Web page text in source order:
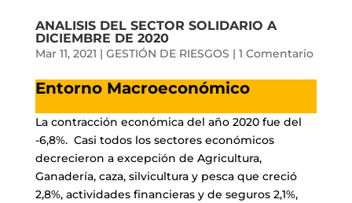
ANALISIS DEL SECTOR SOLIDARIO A
DICIEMBRE DE 2020
Mar 11, 2021 | GESTIÓN DE RIESGOS | 1 Comentario
Entorno Macroeconómico
La contracción económica del año 2020 fue del
-6,8%. Casi todos los sectores económicos
decrecieron a excepción de Agricultura,
Ganadería, caza, silvicultura y pesca que creció
2,8%, actividades financieras y de seguros 2,1%,